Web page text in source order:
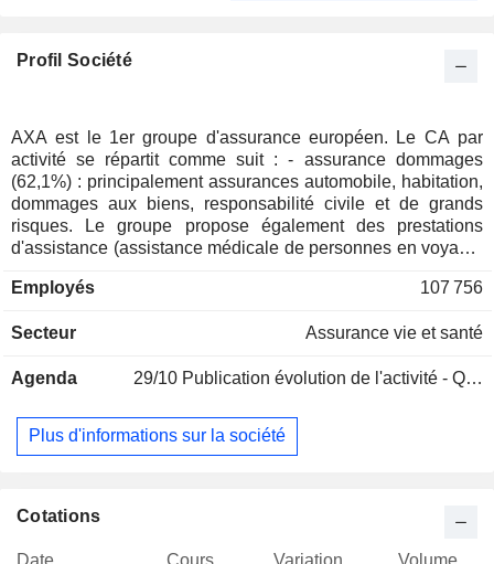
Profil Société
AXA est le 1er groupe d'assurance européen. Le CA par
activité se répartit comme suit : - assurance dommages
(62,1%) : principalement assurances automobile, habitation,
dommages aux biens, responsabilité civile et de grands
risques. Le groupe propose également des prestations
d'assistance (assistance médicale de personnes en voyage,
(36,6%) : vente de contrats d'épargne, de retraite, de
autres (1,3%) : essentiellement activités bancaires en
Employés 107 756
Secteur Assurance vie et santé
Agenda 29/10 Publication évolution de l'activité - Q3 2026
Plus d'informations sur la société
Cotations
Date Cours Variation
Volume